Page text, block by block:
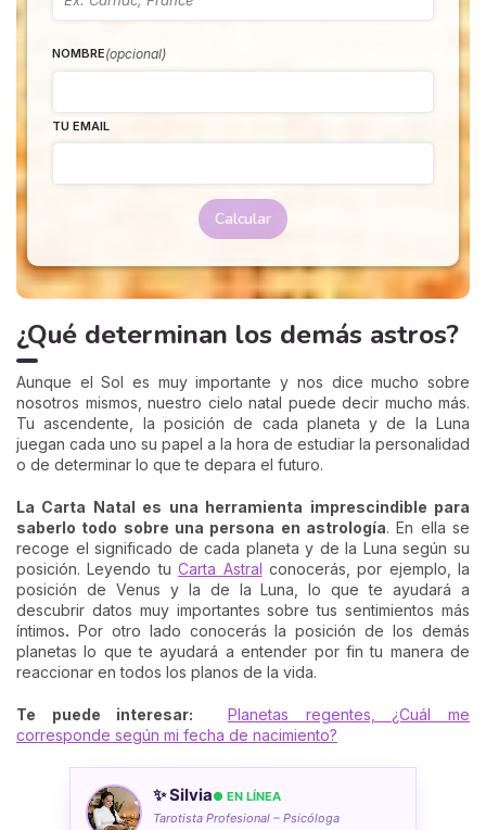
NOMBRE(opcional)
TU EMAIL
Calcular
¿Qué determinan los demás astros?
Aunque el Sol es muy importante y nos dice mucho sobre
nosotros mismos, nuestro cielo natal puede decir mucho más.
Tu ascendente, la posición de cada planeta y de la Luna
juegan cada uno su papel a la hora de estudiar la personalidad
o de determinar lo que te depara el futuro.
La Carta Natal es una herramienta imprescindible para
saberlo todo sobre una persona en astrología. En ella se
recoge el significado de cada planeta y de la Luna según su
posición. Leyendo tuCarta Astral conocerás, por ejemplo, la
posición de Venus y la de la Luna, lo que te ayudará a
descubrir datos muy importantes sobre tus sentimientos más
íntimos. Por otro lado conocerás la posición de los demás
planetas lo que te ayudará a entender por fin tu manera de
reaccionar en todos los planos de la vida.
Te puede interesar:
Planetas regentes, ¿Cuál me
corresponde según mi fecha de nacimiento?
✨ Silvia● EN LÍNEA
Tarotista Profesional – Psicóloga